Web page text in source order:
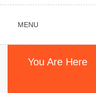
MENU
You Are Here